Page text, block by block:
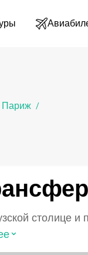
Париж /
столице и
⌃